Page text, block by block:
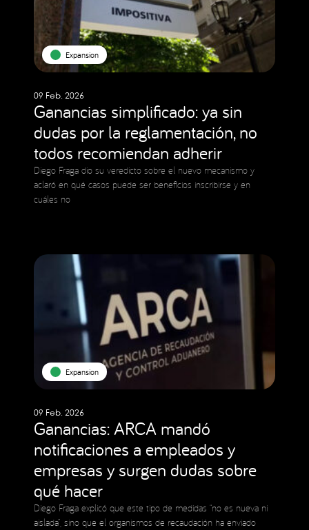
Expansion
09 Feb. 2026
Ganancias simplificado: ya sin
dudas por la reglamentación, no
todos recomiendan adherir
Diego Fraga dio su veredicto sobre el nuevo mecanismo y
aclaró en qué casos puede ser beneficios inscribirse y en
cuáles no
Expansion
09 Feb. 2026
Ganancias: ARCA mandó
notificaciones a empleados y
empresas y surgen dudas sobre
qué hacer
Diego Fraga explicó que este tipo de medidas “no es nueva ni
aislada”, sino que el organismos de recaudación ha enviado